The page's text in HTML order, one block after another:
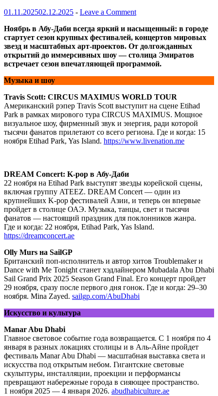
01.11.202502.12.2025 - Leave a Comment
Ноябрь в Абу-Даби всегда яркий и насыщенный: в городе
стартует сезон крупных фестивалей, концертов мировых
звезд и масштабных арт-проектов. От долгожданных
открытий до иммерсивных шоу — столица Эмиратов
встречает сезон впечатляющей программой.
Музыка и шоу
Travis Scott: CIRCUS MAXIMUS WORLD TOUR
Американский рэпер Travis Scott выступит на сцене Etihad
Park в рамках мирового тура CIRCUS MAXIMUS. Мощное
визуальное шоу, фирменный звук и энергия, ради которой
тысячи фанатов прилетают со всего региона. Где и когда: 15
ноября Etihad Park, Yas Island. https://www.livenation.me
DREAM Concert: K-pop в Абу-Даби
22 ноября на Etihad Park выступят звезды корейской сцены,
включая группу ATEEZ. DREAM Concert — один из
крупнейших K-pop фестивалей Азии, и теперь он впервые
пройдет в столице ОАЭ. Музыка, танцы, свет и тысячи
фанатов — настоящий праздник для поклонников жанра.
Где и когда: 22 ноября, Etihad Park, Yas Island.
https://dreamconcert.ae
Olly Murs на SailGP
Британский поп-исполнитель и автор хитов Troublemaker и
Dance with Me Tonight станет хэдлайнером Mubadala Abu Dhabi
Sail Grand Prix 2025 Season Grand Final. Его концерт пройдет
29 ноября, сразу после первого дня гонок. Где и когда: 29–30
ноября. Mina Zayed. sailgp.com/AbuDhabi
Искусство и культура
Manar Abu Dhabi
Главное световое событие года возвращается. С 1 ноября по 4
января в разных локациях столицы и в Аль-Айне пройдет
фестиваль Manar Abu Dhabi — масштабная выставка света и
искусства под открытым небом. Гигантские световые
скульптуры, инсталляции, проекции и перформансы
превращают набережные города в сияющее пространство.
1 ноября 2025 — 4 января 2026. abudhabiculture.ae